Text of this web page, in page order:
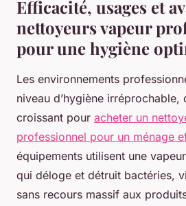
Efficacité, usages et
nettoyeurs vapeur
pour une hygiène
Les environnements
niveau d’hygiène irréprochable,
croissant pour acheter un
professionnel pour un ménage
équipements utilisent une
qui déloge et détruit bactéries,
sans recours massif aux